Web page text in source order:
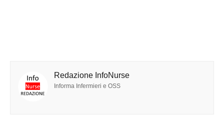
Redazione InfoNurse
Informa Infermieri e OSS